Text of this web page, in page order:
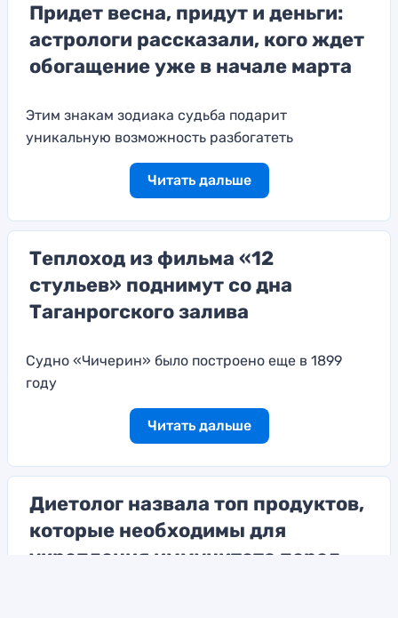
Придет весна, придут и деньги:
астрологи рассказали, кого ждет
обогащение уже в начале марта
Этим знакам зодиака судьба подарит
уникальную возможность разбогатеть
Читать дальше
Теплоход из фильма «12
стульев» поднимут со дна
Таганрогского залива
Судно «Чичерин» было построено еще в 1899
году
Читать дальше
Диетолог назвала топ продуктов,
которые необходимы для
укрепления иммунитета перед